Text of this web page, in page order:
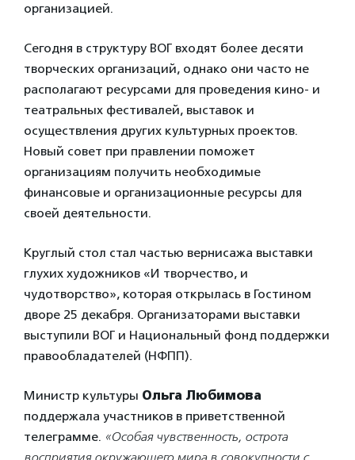
организацией.
Сегодня в структуру ВОГ входят более десяти
творческих организаций, однако они часто не
располагают ресурсами для проведения кино- и
театральных фестивалей, выставок и
осуществления других культурных проектов.
Новый совет при правлении поможет
организациям получить необходимые
финансовые и организационные ресурсы для
своей деятельности.
Круглый стол стал частью вернисажа выставки
глухих художников «И творчество, и
чудотворство», которая открылась в Гостином
дворе 25 декабря. Организаторами выставки
выступили ВОГ и Национальный фонд поддержки
правообладателей (НФПП).
Министр культуры Ольга Любимова
поддержала участников в приветственной
телеграмме. «Особая чувственность, острота